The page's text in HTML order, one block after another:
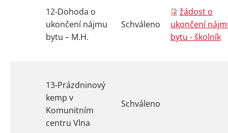
12-Dohoda o
ukončení nájmu
bytu – M.H.
Schváleno
žádost o
ukončení
bytu - školník
13-Prázdninový
kemp v
Komunitním
centru Vlna
Schváleno